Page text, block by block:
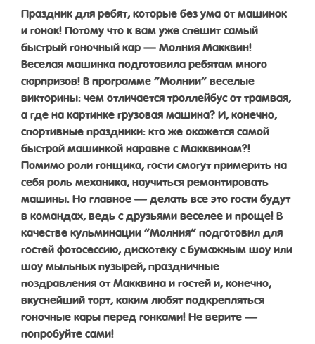
Праздник для ребят, которые без ума от машинок
и гонок! Потому что к вам уже спешит самый
быстрый гоночный кар — Молния Макквин!
Веселая машинка подготовила ребятам много
сюрпризов! В программе “Молнии” веселые
викторины: чем отличается троллейбус от трамвая,
а где на картинке грузовая машина? И, конечно,
спортивные праздники: кто же окажется самой
быстрой машинкой наравне с Макквином?!
Помимо роли гонщика, гости смогут примерить на
себя роль механика, научиться ремонтировать
машины. Но главное — делать все это гости будут
в командах, ведь с друзьями веселее и проще! В
качестве кульминации “Молния” подготовил для
гостей фотосессию, дискотеку с бумажным шоу или
шоу мыльных пузырей, праздничные
поздравления от Макквина и гостей и, конечно,
вкуснейший торт, каким любят подкрепляться
гоночные кары перед гонками! Не верите —
попробуйте сами!